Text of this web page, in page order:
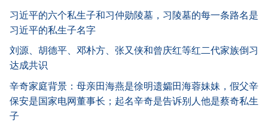
习近平的六个私生子和习仲勋陵墓，习陵墓的每一条路名是
习近平的私生子名字
刘源、胡德平、邓朴方、张又侠和曾庆红等红二代家族倒习
达成共识
辛奇家庭背景：母亲田海燕是徐明遗孀田海蓉妹妹，假父辛
保安是国家电网董事长；起名辛奇是告诉别人他是蔡奇私生
子